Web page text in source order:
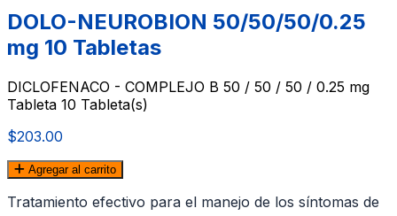
DOLO-NEUROBION 50/50/50/0.25
mg 10 Tabletas
DICLOFENACO - COMPLEJO B 50 / 50 / 50 / 0.25 mg
Tableta 10 Tableta(s)
$203.00
Agregar al carrito
Tratamiento efectivo para el manejo de los sí­ntomas de